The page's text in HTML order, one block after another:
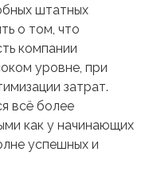
штатных
о том, что
компании
уровне, при
затрат.
всё более
как у начинающих
успешных и